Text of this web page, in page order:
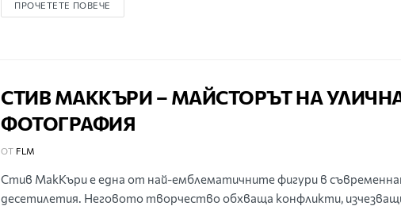
ПРОЧЕТЕТЕ ПОВЕЧЕ
СТИВ МАККЪРИ – МАЙСТОРЪТ НА
ФОТОГРАФИЯ
ОТ FLM
Стив МакКъри е една от най-емблематичните фигури в
десетилетия. Неговото творчество обхваща конфликти,